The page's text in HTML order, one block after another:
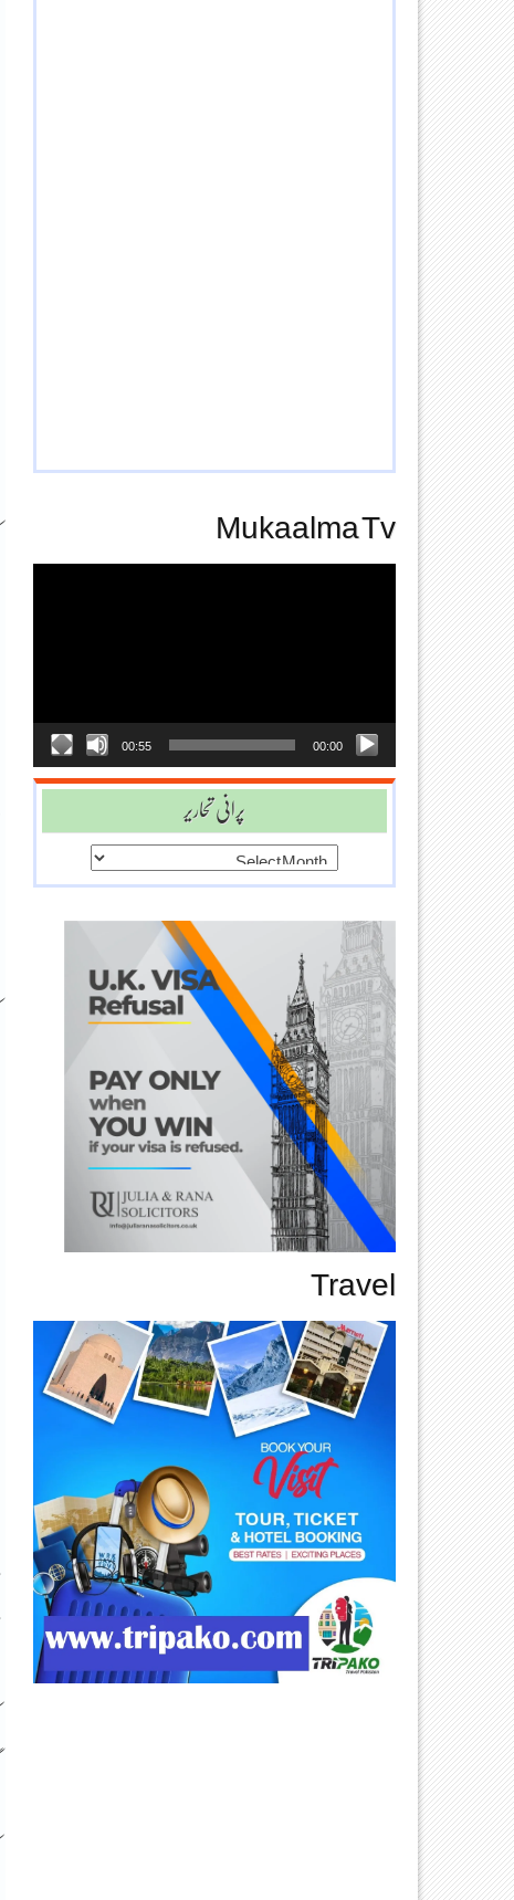
Mukaalma Tv
00:00
00:55
پرانی تحاریر
Travel